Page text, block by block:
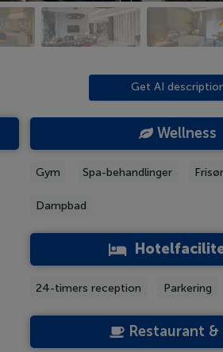
Get AI
Wellness
Gym Spa-behandlinger
Dampbad
24-timers reception Parkering
Restaurant &